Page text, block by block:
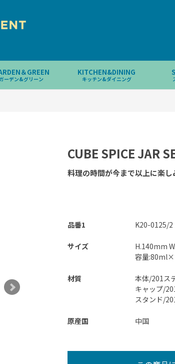
＆GREEN
ガーデン&グリーン
KITCHEN&DINING
キッチン&ダイニング
料理の時間が今まで以上に楽し
CUBE SPICE JAR
品番1 K20-0125/2
サイズ
H.140mm
容量
材質
本体/201ス
キャップ/
スタンド/
原産国 中国